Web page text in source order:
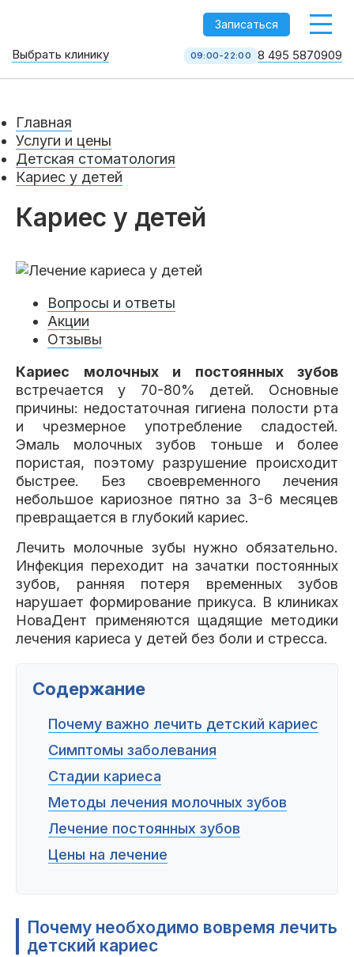
Записаться
8 495 587 09 09
Услуги
Брекеты Лечение зубов Удаление
стоматология
Диагностика Лечение десен Капы
Все услуги (16 категорий)
Клиники
Петровско-
Разумовская
Центр доктора
Богатова
Красногорск
Рыжова
Все клиники и франшизы (10)
Цены
Врачи
Работы
Отзывы
Пациентам База знаний Публикации
Выбрать клинику 09:00-22:00 8 495 5870909
Главная
Услуги и цены
Детская стоматология
Кариес у детей
Кариес у детей
Вопросы и ответы
Акции
Отзывы
Кариес молочных и постоянных зубов
встречается у 70-80% детей. Основные
причины: недостаточная гигиена полости рта
и чрезмерное употребление сладостей.
Эмаль молочных зубов тоньше и более
пористая, поэтому разрушение происходит
быстрее. Без своевременного лечения
небольшое кариозное пятно за 3-6 месяцев
превращается в глубокий кариес.
Лечить молочные зубы нужно обязательно.
Инфекция переходит на зачатки постоянных
зубов, ранняя потеря временных зубов
нарушает формирование прикуса. В клиниках
НоваДент применяются щадящие методики
лечения кариеса у детей без боли и стресса.
Содержание
Почему важно лечить детский кариес
Симптомы заболевания
Стадии кариеса
Методы лечения молочных зубов
Лечение постоянных зубов
Цены на лечение
Почему необходимо вовремя лечить
детский кариес